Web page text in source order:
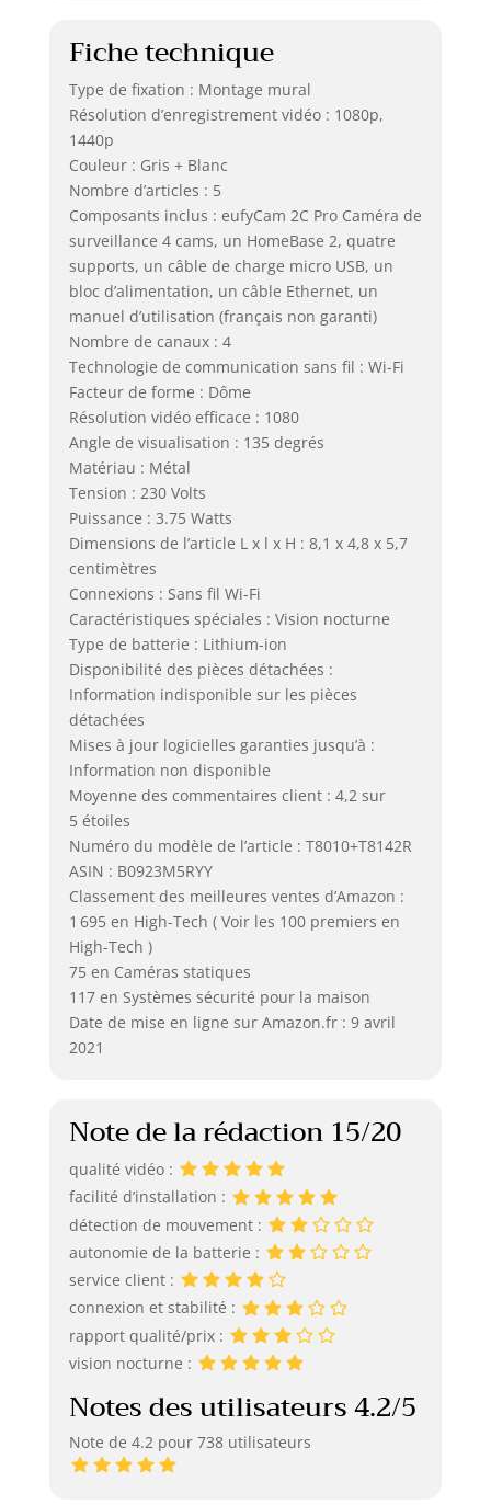
Fiche technique
Type de fixation : Montage mural
Résolution d’enregistrement vidéo : 1080p,
1440p
Couleur : Gris + Blanc
Nombre d’articles : 5
Composants inclus : eufyCam 2C Pro Caméra de
surveillance 4 cams, un HomeBase 2, quatre
supports, un câble de charge micro USB, un
bloc d’alimentation, un câble Ethernet, un
manuel d’utilisation (français non garanti)
Nombre de canaux : 4
Technologie de communication sans fil : Wi-Fi
Facteur de forme : Dôme
Résolution vidéo efficace : 1080
Angle de visualisation : 135 degrés
Matériau : Métal
Tension : 230 Volts
Puissance : 3.75 Watts
Dimensions de l’article L x l x H : 8,1 x 4,8 x 5,7
centimètres
Connexions : Sans fil Wi-Fi
Caractéristiques spéciales : Vision nocturne
Type de batterie : Lithium-ion
Disponibilité des pièces détachées :
Information indisponible sur les pièces
détachées
Mises à jour logicielles garanties jusqu’à :
Information non disponible
Moyenne des commentaires client : 4,2 sur
5 étoiles
Numéro du modèle de l’article : T8010+T8142R
ASIN : B0923M5RYY
Classement des meilleures ventes d’Amazon :
1 695 en High-Tech ( Voir les 100 premiers en
High-Tech )
75 en Caméras statiques
117 en Systèmes sécurité pour la maison
Date de mise en ligne sur Amazon.fr : 9 avril
2021
Note de la rédaction 15/20
qualité vidéo :
facilité d’installation :
détection de mouvement :
autonomie de la batterie :
service client :
connexion et stabilité :
rapport qualité/prix :
vision nocturne :
Notes des utilisateurs 4.2/5
Note de 4.2 pour 738 utilisateurs